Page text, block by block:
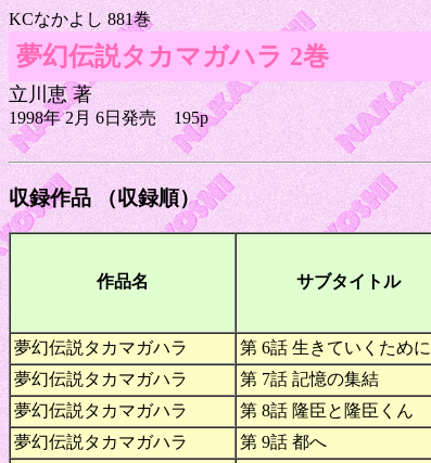
KCなかよし 881巻
夢幻伝説タカマガハラ 2巻
立川恵 著
1998年 2月 6日発売 195p
収録作品 （収録順）
作品名 サブタイトル
夢幻伝説タカマガハラ 第 6話 生きていくために
夢幻伝説タカマガハラ
第 7話 記憶の集結
夢幻伝説タカマガハラ
第 8話 隆臣と隆臣くん
夢幻伝説タカマガハラ
第 9話 都へ